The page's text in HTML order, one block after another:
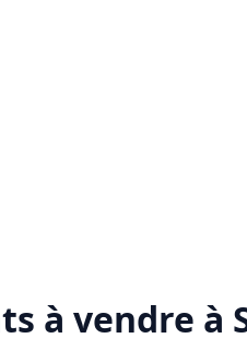
à vendre à